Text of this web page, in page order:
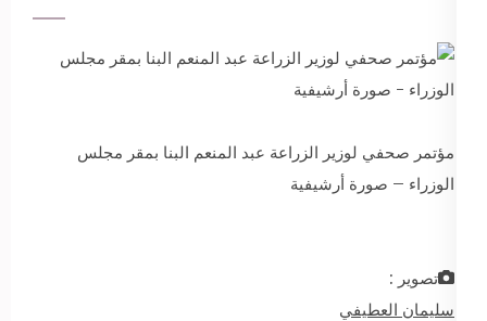
مؤتمر صحفي لوزير الزراعة عبد المنعم البنا بمقر مجلس
الوزراء – صورة أرشيفية
تصوير :
سليمان العطيفي